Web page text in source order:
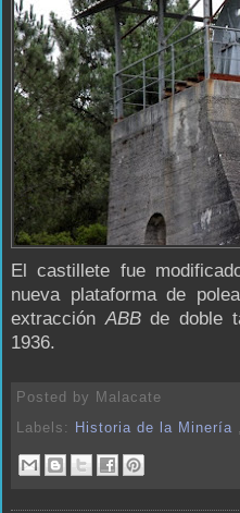
El castillete fue
nueva plataforma de
extracciónABBde doble
1936.
Posted by Malacate
Labels: Historia de la Minería